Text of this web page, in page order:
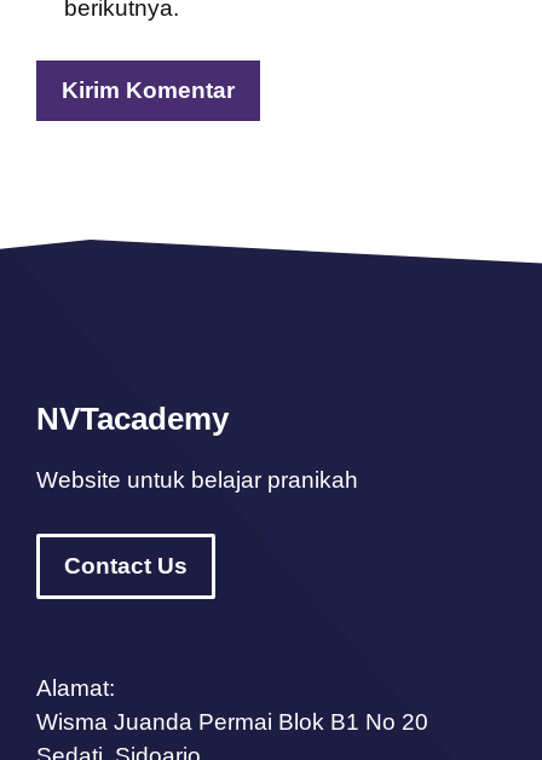
berikutnya.
NVTacademy
Website untuk belajar pranikah
Contact Us
Alamat:
Wisma Juanda Permai Blok B1 No 20